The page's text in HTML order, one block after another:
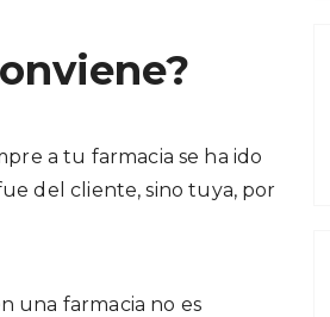
a tu farmacia se ha ido
del cliente, sino tuya, por
una farmacia no es